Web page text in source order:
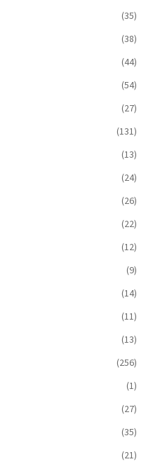
(35)
(38)
(44)
(54)
(27)
(131)
(13)
(24)
(26)
(22)
(12)
(9)
(14)
(11)
(13)
(256)
(1)
(27)
(35)
(21)